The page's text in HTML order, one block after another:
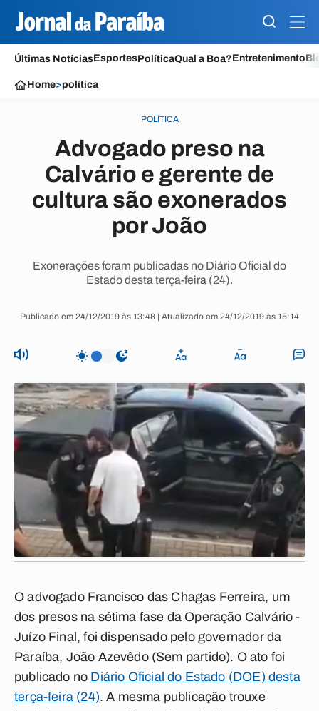
Últimas NotíciasEsportesPolíticaQual a Boa?Entretenimento
Home>política
POLÍTICA
Advogado preso na
Calvário e gerente de
cultura são exonerados
por João
Exonerações foram publicadas no Diário Oficial do
Estado desta terça-feira (24).
Publicado em 24/12/2019 às 13:48 | Atualizado em 24/12/2019 às 15:14
O advogado Francisco das Chagas Ferreira, um
dos presos na sétima fase da Operação Calvário -
Juízo Final, foi dispensado pelo governador da
Paraíba, João Azevêdo (Sem partido). O ato foi
publicado no Diário Oficial do Estado (DOE) desta
terça-feira (24). A mesma publicação trouxe